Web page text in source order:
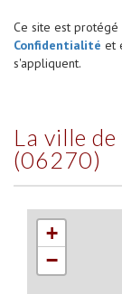
Ce site est protégé
Confidentialité et
s'appliquent.
la ville de villeneuve-loubet
(06270)
+
−